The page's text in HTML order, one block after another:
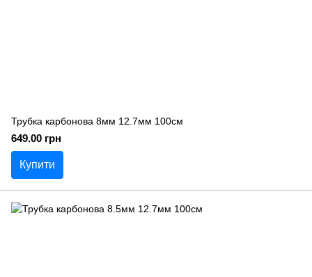
Трубка карбонова 8мм 12.7мм 100см
649.00 грн
Купити